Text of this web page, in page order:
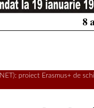
8
proiect Erasmus+ de